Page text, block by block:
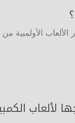
الأولمبية من